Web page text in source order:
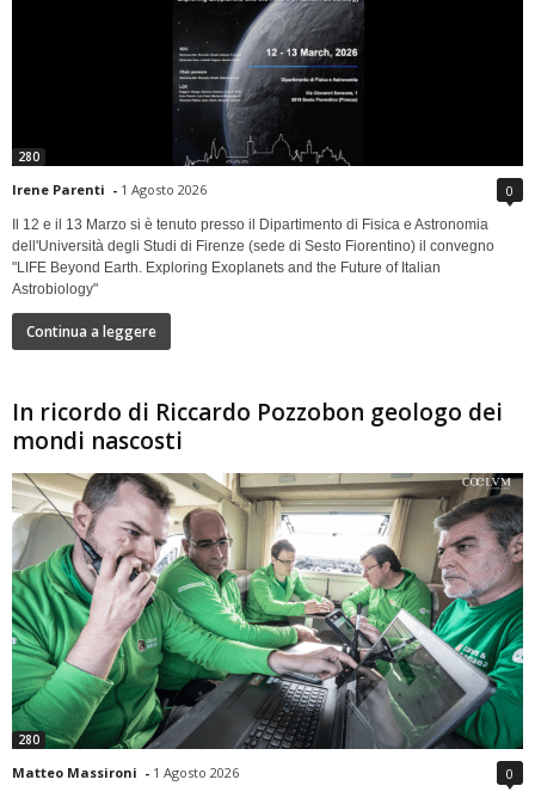
280
Irene Parenti - 1 Agosto 2026 0
Il 12 e il 13 Marzo si è tenuto presso il Dipartimento di Fisica e Astronomia
dell'Università degli Studi di Firenze (sede di Sesto Fiorentino) il convegno
"LIFE Beyond Earth. Exploring Exoplanets and the Future of Italian
Astrobiology"
Continua a leggere
In ricordo di Riccardo Pozzobon geologo dei
mondi nascosti
280
Matteo Massironi - 1 Agosto 2026 0